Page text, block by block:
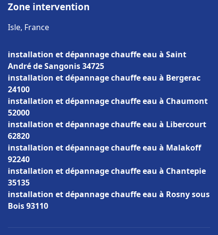
Zone intervention
Isle, France
installation et dépannage chauffe eau à Saint
André de Sangonis 34725
installation et dépannage chauffe eau à Bergerac
24100
installation et dépannage chauffe eau à Chaumont
52000
installation et dépannage chauffe eau à Libercourt
62820
installation et dépannage chauffe eau à Malakoff
92240
installation et dépannage chauffe eau à Chantepie
35135
installation et dépannage chauffe eau à Rosny sous
Bois 93110